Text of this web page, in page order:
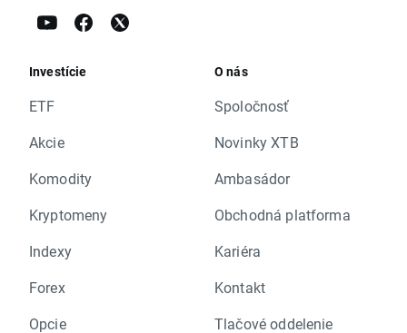
Investície
ETF
Akcie
Komodity
Kryptomeny
Indexy
Forex
Opcie
O nás
Spoločnosť
Novinky XTB
Ambasádor
Obchodná platforma
Kariéra
Kontakt
Tlačové oddelenie